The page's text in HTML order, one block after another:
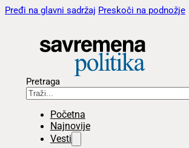
Pređi na glavni sadržaj Preskoči na podnožje
Pretraga
Početna
Najnovije
Vesti